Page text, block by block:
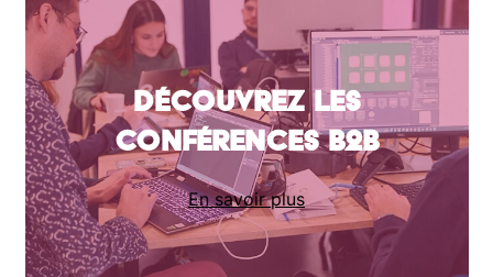
Découvrez les
conférences B2B
En savoir plus